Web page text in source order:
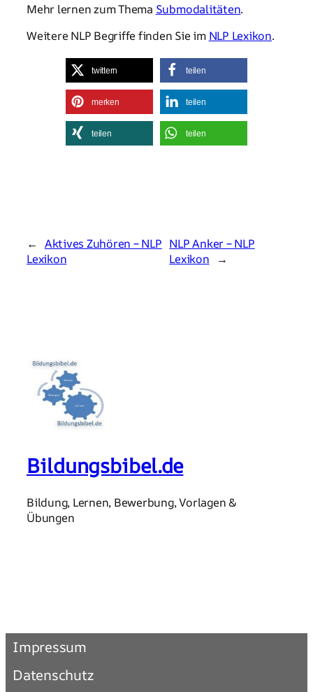
Mehr lernen zum Thema Submodalitäten.
Weitere NLP Begriffe finden Sie im NLP Lexikon.
twittern teilen
merken teilen
teilen teilen
← Aktives Zuhören – NLP
Lexikon
NLP Anker – NLP
Lexikon
→
Bildungsbibel.de
Bildung, Lernen, Bewerbung, Vorlagen &
Übungen
Impressum
Datenschutz